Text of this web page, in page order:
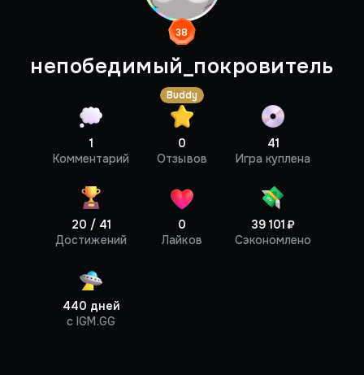
Профиль
38
непобедимый_покровитель
Buddy
1
Комментарий
0
Отзывов
41
Игра куплена
20 / 41
Достижений
0
Лайков
39 101 ₽
Сэкономлено
440 дней
c IGM.GG